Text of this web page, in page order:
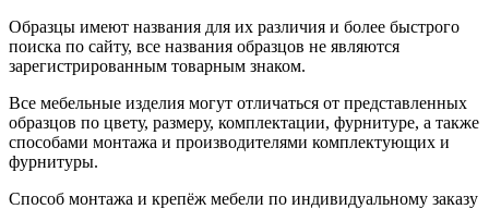
Образцы имеют названия для их различия и более быстрого
поиска по сайту, все названия образцов не являются
зарегистрированным товарным знаком.
Все мебельные изделия могут отличаться от представленных
образцов по цвету, размеру, комплектации, фурнитуре, а также
способами монтажа и производителями комплектующих и
фурнитуры.
Способ монтажа и крепёж мебели по индивидуальному заказу